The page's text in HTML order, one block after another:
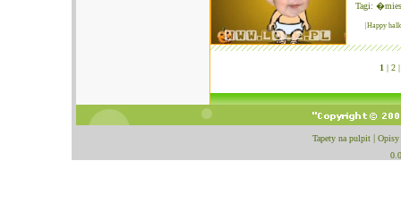
Tagi:
|Happy
1 | 2 |
Tapety na pulpit
Opisy